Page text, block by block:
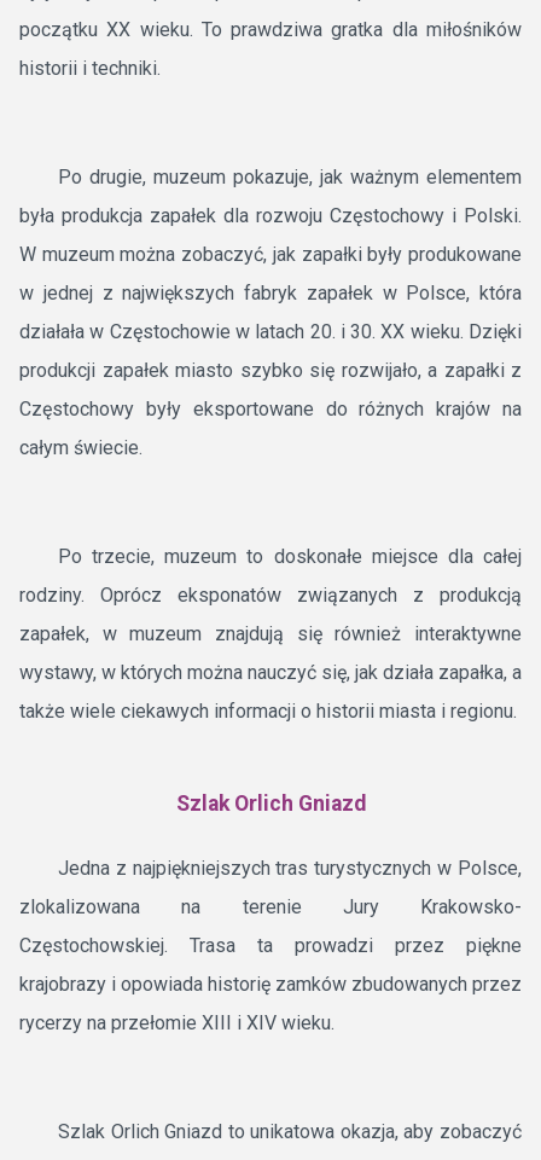
początku XX wieku. To prawdziwa gratka dla miłośników
historii i techniki.
Po drugie, muzeum pokazuje, jak ważnym elementem
była produkcja zapałek dla rozwoju Częstochowy i Polski.
W muzeum można zobaczyć, jak zapałki były produkowane
w jednej z największych fabryk zapałek w Polsce, która
działała w Częstochowie w latach 20. i 30. XX wieku. Dzięki
produkcji zapałek miasto szybko się rozwijało, a zapałki z
Częstochowy były eksportowane do różnych krajów na
całym świecie.
Po trzecie, muzeum to doskonałe miejsce dla całej
rodziny. Oprócz eksponatów związanych z produkcją
zapałek, w muzeum znajdują się również interaktywne
wystawy, w których można nauczyć się, jak działa zapałka, a
także wiele ciekawych informacji o historii miasta i regionu.
Szlak Orlich Gniazd
Jedna z najpiękniejszych tras turystycznych w Polsce,
zlokalizowana na terenie Jury Krakowsko-
Częstochowskiej. Trasa ta prowadzi przez piękne
krajobrazy i opowiada historię zamków zbudowanych przez
rycerzy na przełomie XIII i XIV wieku.
Szlak Orlich Gniazd to unikatowa okazja, aby zobaczyć